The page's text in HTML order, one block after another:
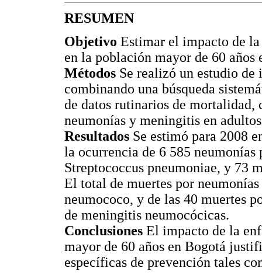
RESUMEN
Objetivo Estimar el impacto de
en la población mayor de 60
Métodos Se realizó un estudio de
combinando una búsqueda
de datos rutinarios de mortalidad,
neumonías y meningitis en
Resultados Se estimó para 2008
la ocurrencia de 6 585 neumonías
Streptococcus pneumoniae, y 73
El total de muertes por
neumococo, y de las 40 muertes
de meningitis neumocócicas.
Conclusiones El impacto de la
mayor de 60 años en Bogotá
específicas de prevención tales